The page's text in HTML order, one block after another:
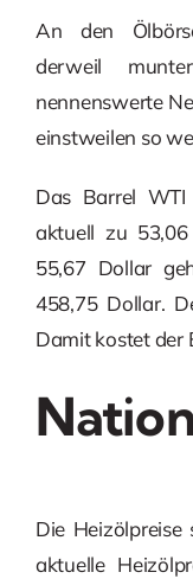
An den
derweil
nennenswerte
einstweilen so
Das Barrel WTI
aktuell zu
55,67 Dollar
458,75 Dollar.
Damit kostet der
Die
aktuelle